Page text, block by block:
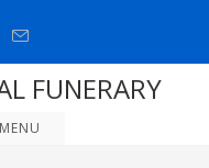
FUNERARY
MENU